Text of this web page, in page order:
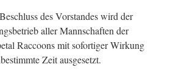
des Vorstandes wird der
aller Mannschaften der
Raccoons mit sofortiger Wirkung
Zeit ausgesetzt.